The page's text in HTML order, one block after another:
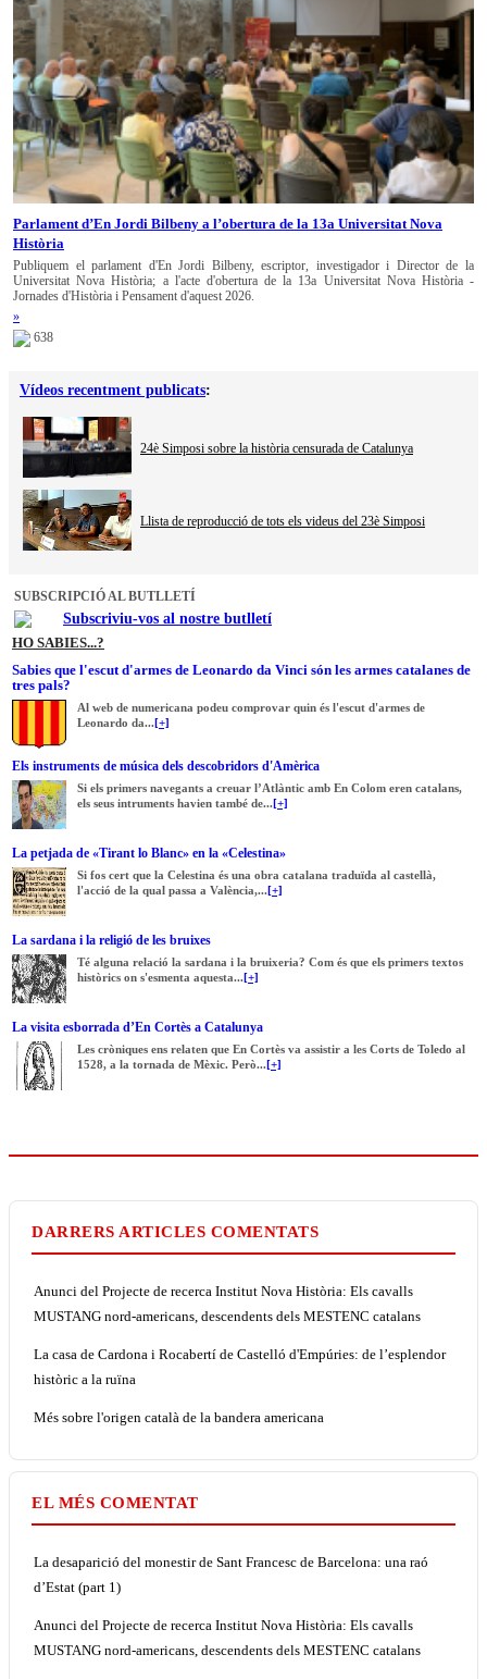
Parlament d’En Jordi Bilbeny a l’obertura de la 13a Universitat Nova
Història
Publiquem el parlament d'En Jordi Bilbeny, escriptor, investigador i Director de la
Universitat Nova Història; a l'acte d'obertura de la 13a Universitat Nova Història -
Jornades d'Història i Pensament d'aquest 2026.
»
638
Vídeos recentment publicats:
24è Simposi sobre la història censurada de Catalunya
Llista de reproducció de tots els videus del 23è Simposi
SUBSCRIPCIÓ AL BUTLLETÍ
Subscriviu-vos al nostre butlletí
HO SABIES...?
Sabies que l'escut d'armes de Leonardo da Vinci són les armes catalanes de
tres pals?
Al web de numericana podeu comprovar quin és l'escut d'armes de
Leonardo da...[+]
Els instruments de música dels descobridors d'Amèrica
Si els primers navegants a creuar l’Atlàntic amb En Colom eren catalans,
els seus intruments havien també de...[+]
La petjada de «Tirant lo Blanc» en la «Celestina»
Si fos cert que la Celestina és una obra catalana traduïda al castellà,
l'acció de la qual passa a València,...[+]
La sardana i la religió de les bruixes
Té alguna relació la sardana i la bruixeria? Com és que els primers textos
històrics on s'esmenta aquesta...[+]
La visita esborrada d’En Cortès a Catalunya
Les cròniques ens relaten que En Cortès va assistir a les Corts de Toledo al
1528, a la tornada de Mèxic. Però...[+]
DARRERS ARTICLES COMENTATS
Anunci del Projecte de recerca Institut Nova Història: Els cavalls
MUSTANG nord-americans, descendents dels MESTENC catalans
La casa de Cardona i Rocabertí de Castelló d'Empúries: de l’esplendor
històric a la ruïna
Més sobre l'origen català de la bandera americana
EL MÉS COMENTAT
La desaparició del monestir de Sant Francesc de Barcelona: una raó
d’Estat (part 1)
Anunci del Projecte de recerca Institut Nova Història: Els cavalls
MUSTANG nord-americans, descendents dels MESTENC catalans